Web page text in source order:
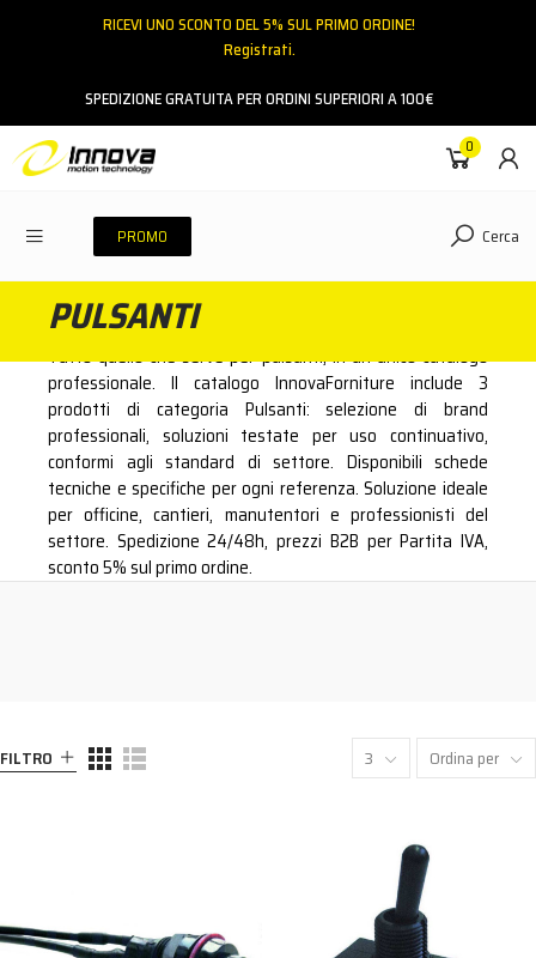
RICEVI UNO SCONTO DEL 5% SUL PRIMO ORDINE!
Registrati.
SPEDIZIONE GRATUITA PER ORDINI SUPERIORI A 100€
0
PROMO Cerca
PULSANTI
Tutto quello che serve per pulsanti, in un unico catalogo
professionale. Il catalogo InnovaForniture include 3
prodotti di categoria Pulsanti: selezione di brand
professionali, soluzioni testate per uso continuativo,
conformi agli standard di settore. Disponibili schede
tecniche e specifiche per ogni referenza. Soluzione ideale
per officine, cantieri, manutentori e professionisti del
settore. Spedizione 24/48h, prezzi B2B per Partita IVA,
sconto 5% sul primo ordine.
FILTRO 3 Ordina per
ACCEDI
Hai dimenticato la password?
NESSUN ACCOUNT CREA UN NUOVO ACCOUNT
Contattaci